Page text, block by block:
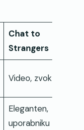
Chat to
Strangers
Video, zvok
Eleganten,
uporabniku